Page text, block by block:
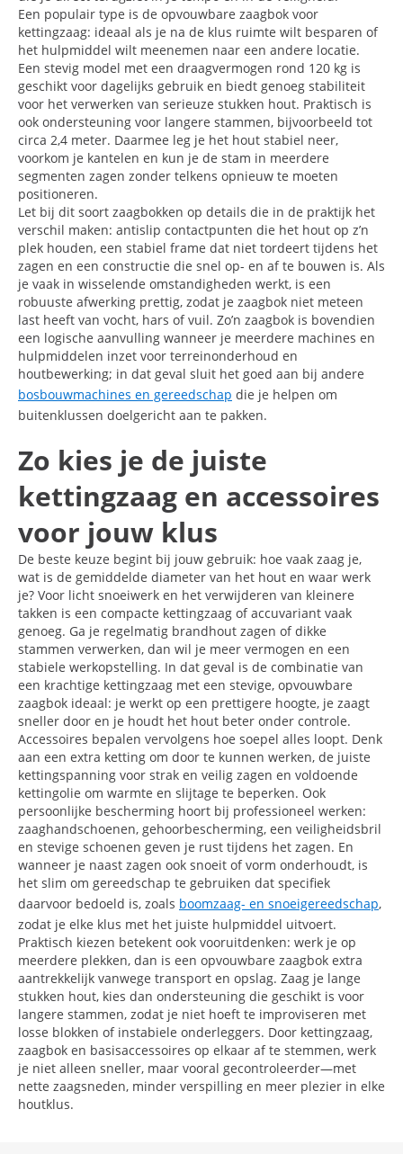
Een populair type is de opvouwbare zaagbok voor
kettingzaag: ideaal als je na de klus ruimte wilt besparen of
het hulpmiddel wilt meenemen naar een andere locatie.
Een stevig model met een draagvermogen rond 120 kg is
geschikt voor dagelijks gebruik en biedt genoeg stabiliteit
voor het verwerken van serieuze stukken hout. Praktisch is
ook ondersteuning voor langere stammen, bijvoorbeeld tot
circa 2,4 meter. Daarmee leg je het hout stabiel neer,
voorkom je kantelen en kun je de stam in meerdere
segmenten zagen zonder telkens opnieuw te moeten
positioneren.
Let bij dit soort zaagbokken op details die in de praktijk het
verschil maken: antislip contactpunten die het hout op z’n
plek houden, een stabiel frame dat niet tordeert tijdens het
zagen en een constructie die snel op- en af te bouwen is. Als
je vaak in wisselende omstandigheden werkt, is een
robuuste afwerking prettig, zodat je zaagbok niet meteen
last heeft van vocht, hars of vuil. Zo’n zaagbok is bovendien
een logische aanvulling wanneer je meerdere machines en
hulpmiddelen inzet voor terreinonderhoud en
houtbewerking; in dat geval sluit het goed aan bij andere
bosbouwmachines en gereedschap die je helpen om
buitenklussen doelgericht aan te pakken.
Zo kies je de juiste
kettingzaag en accessoires
voor jouw klus
De beste keuze begint bij jouw gebruik: hoe vaak zaag je,
wat is de gemiddelde diameter van het hout en waar werk
je? Voor licht snoeiwerk en het verwijderen van kleinere
takken is een compacte kettingzaag of accuvariant vaak
genoeg. Ga je regelmatig brandhout zagen of dikke
stammen verwerken, dan wil je meer vermogen en een
stabiele werkopstelling. In dat geval is de combinatie van
een krachtige kettingzaag met een stevige, opvouwbare
zaagbok ideaal: je werkt op een prettigere hoogte, je zaagt
sneller door en je houdt het hout beter onder controle.
Accessoires bepalen vervolgens hoe soepel alles loopt. Denk
aan een extra ketting om door te kunnen werken, de juiste
kettingspanning voor strak en veilig zagen en voldoende
kettingolie om warmte en slijtage te beperken. Ook
persoonlijke bescherming hoort bij professioneel werken:
zaaghandschoenen, gehoorbescherming, een veiligheidsbril
en stevige schoenen geven je rust tijdens het zagen. En
wanneer je naast zagen ook snoeit of vorm onderhoudt, is
het slim om gereedschap te gebruiken dat specifiek
daarvoor bedoeld is, zoals boomzaag- en snoeigereedschap,
zodat je elke klus met het juiste hulpmiddel uitvoert.
Praktisch kiezen betekent ook vooruitdenken: werk je op
meerdere plekken, dan is een opvouwbare zaagbok extra
aantrekkelijk vanwege transport en opslag. Zaag je lange
stukken hout, kies dan ondersteuning die geschikt is voor
langere stammen, zodat je niet hoeft te improviseren met
losse blokken of instabiele onderleggers. Door kettingzaag,
zaagbok en basisaccessoires op elkaar af te stemmen, werk
je niet alleen sneller, maar vooral gecontroleerder—met
nette zaagsneden, minder verspilling en meer plezier in elke
houtklus.